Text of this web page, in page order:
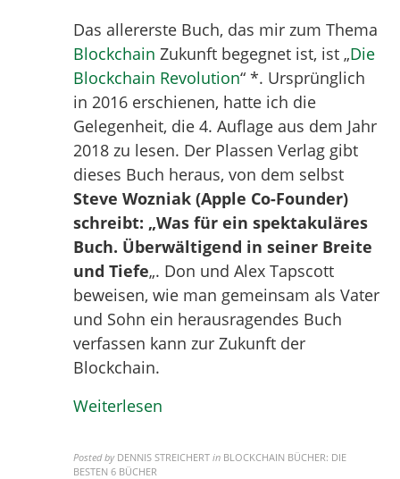
Das allererste Buch, das mir zum Thema
Blockchain Zukunft begegnet ist, ist „Die
Blockchain Revolution“ *. Ursprünglich
in 2016 erschienen, hatte ich die
Gelegenheit, die 4. Auflage aus dem Jahr
2018 zu lesen. Der Plassen Verlag gibt
dieses Buch heraus, von dem selbst
Steve Wozniak (Apple Co-Founder)
schreibt: „Was für ein spektakuläres
Buch. Überwältigend in seiner Breite
und Tiefe„. Don und Alex Tapscott
beweisen, wie man gemeinsam als Vater
und Sohn ein herausragendes Buch
verfassen kann zur Zukunft der
Blockchain.
Weiterlesen
Posted by DENNIS STREICHERT in BLOCKCHAIN BÜCHER: DIE
BESTEN 6 BÜCHER